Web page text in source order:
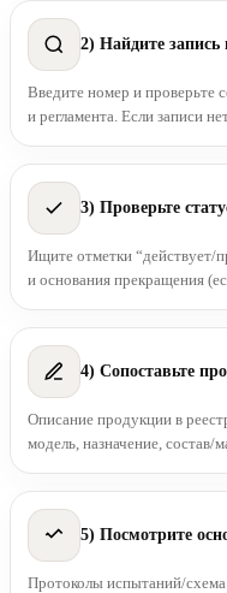
2) Найдите запись
Введите номер и проверьте
и регламента. Если записи
3) Проверьте
Ищите отметки “действует/
и основания прекращения
4) Сопоставьте
Описание продукции в
модель, назначение, состав/
5) Посмотрите
Протоколы испытаний/схема